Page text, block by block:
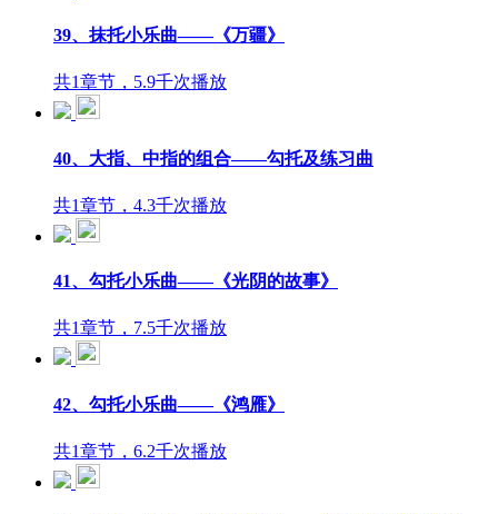
39、抹托小乐曲——《万疆》
共1章节，5.9千次播放
40、大指、中指的组合——勾托及练习曲
共1章节，4.3千次播放
41、勾托小乐曲——《光阴的故事》
共1章节，7.5千次播放
42、勾托小乐曲——《鸿雁》
共1章节，6.2千次播放